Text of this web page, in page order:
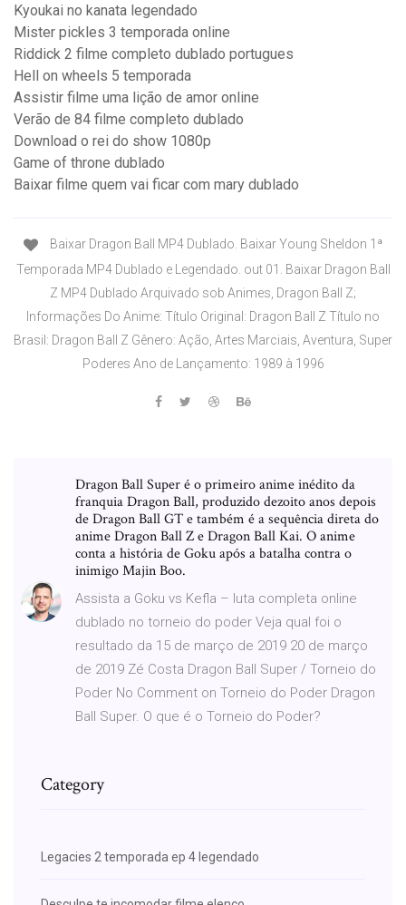
Kyoukai no kanata legendado
Mister pickles 3 temporada online
Riddick 2 filme completo dublado portugues
Hell on wheels 5 temporada
Assistir filme uma lição de amor online
Verão de 84 filme completo dublado
Download o rei do show 1080p
Game of throne dublado
Baixar filme quem vai ficar com mary dublado
Baixar Dragon Ball MP4 Dublado. Baixar Young Sheldon 1ª
Temporada MP4 Dublado e Legendado. out 01. Baixar Dragon Ball
Z MP4 Dublado Arquivado sob Animes, Dragon Ball Z;
Informações Do Anime: Título Original: Dragon Ball Z Título no
Brasil: Dragon Ball Z Gênero: Ação, Artes Marciais, Aventura, Super
Poderes Ano de Lançamento: 1989 à 1996
Dragon Ball Super é o primeiro anime inédito da
franquia Dragon Ball, produzido dezoito anos depois
de Dragon Ball GT e também é a sequência direta do
anime Dragon Ball Z e Dragon Ball Kai. O anime
conta a história de Goku após a batalha contra o
inimigo Majin Boo.
Assista a Goku vs Kefla – luta completa online
dublado no torneio do poder Veja qual foi o
resultado da 15 de março de 2019 20 de março
de 2019 Zé Costa Dragon Ball Super / Torneio do
Poder No Comment on Torneio do Poder Dragon
Ball Super. O que é o Torneio do Poder?
Category
Legacies 2 temporada ep 4 legendado